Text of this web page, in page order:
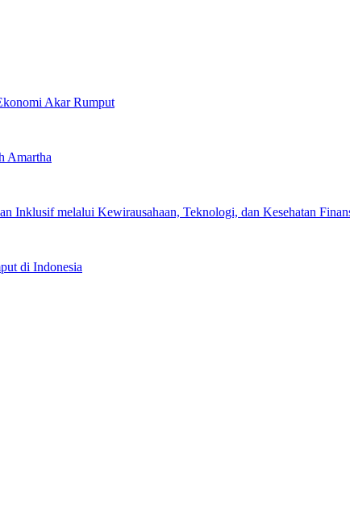
Akar Rumput
Amartha
Inklusif melalui Kewirausahaan, Teknologi, dan Kesehatan
di Indonesia